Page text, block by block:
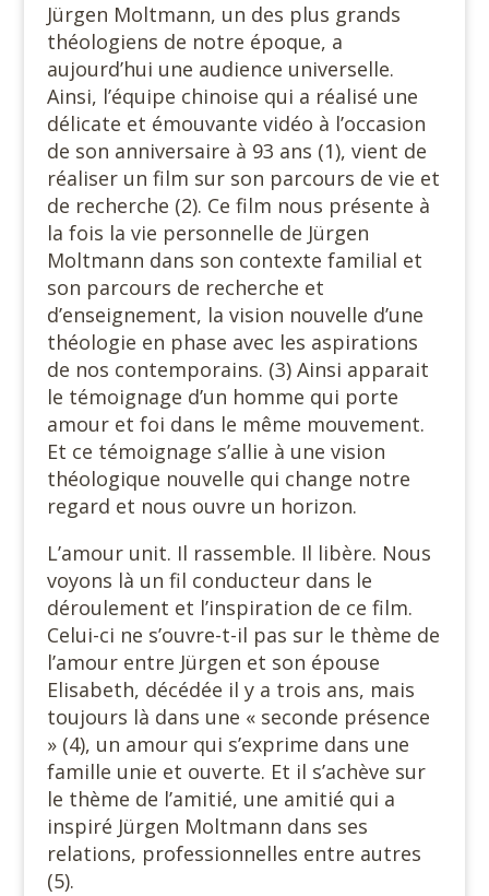
Jürgen Moltmann, un des plus grands
théologiens de notre époque, a
aujourd’hui une audience universelle.
Ainsi, l’équipe chinoise qui a réalisé une
délicate et émouvante vidéo à l’occasion
de son anniversaire à 93 ans (1), vient de
réaliser un film sur son parcours de vie et
de recherche (2). Ce film nous présente à
la fois la vie personnelle de Jürgen
Moltmann dans son contexte familial et
son parcours de recherche et
d’enseignement, la vision nouvelle d’une
théologie en phase avec les aspirations
de nos contemporains. (3) Ainsi apparait
le témoignage d’un homme qui porte
amour et foi dans le même mouvement.
Et ce témoignage s’allie à une vision
théologique nouvelle qui change notre
regard et nous ouvre un horizon.
L’amour unit. Il rassemble. Il libère. Nous
voyons là un fil conducteur dans le
déroulement et l’inspiration de ce film.
Celui-ci ne s’ouvre-t-il pas sur le thème de
l’amour entre Jürgen et son épouse
Elisabeth, décédée il y a trois ans, mais
toujours là dans une « seconde présence
» (4), un amour qui s’exprime dans une
famille unie et ouverte. Et il s’achève sur
le thème de l’amitié, une amitié qui a
inspiré Jürgen Moltmann dans ses
relations, professionnelles entre autres
(5).